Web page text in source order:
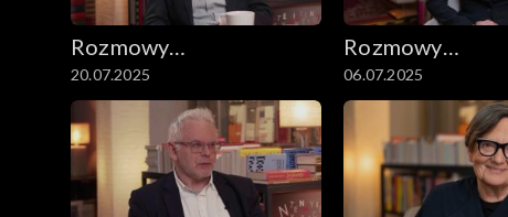
Rozmowy
niesymetryczne
20.07.2025
Rozmowy
niesymetryczne
06.07.2025